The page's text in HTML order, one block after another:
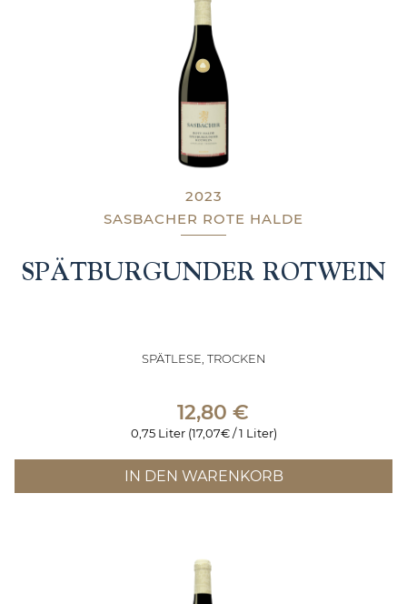
2023
SASBACHER ROTE HALDE
SPÄTBURGUNDER ROTWEIN
SPÄTLESE, TROCKEN
12,80 €
0,75 Liter (17,07€ / 1 Liter)
IN DEN WARENKORB